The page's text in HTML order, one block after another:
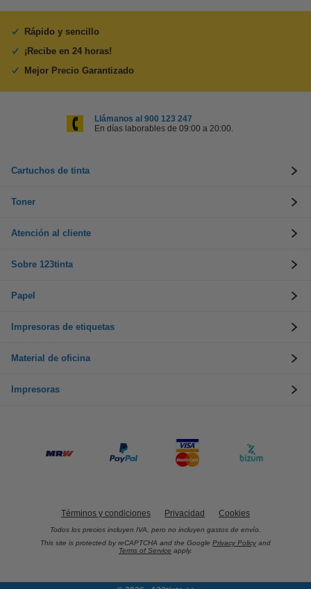
Rápido y sencillo
¡Recibe en 24 horas!
Mejor Precio Garantizado
Llámanos al 900 123 247
En días laborables de 09:00 a 20:00.
Cartuchos de tinta
Toner
Atención al cliente
Sobre 123tinta
Papel
Impresoras de etiquetas
Material de oficina
Impresoras
Términos y condiciones Privacidad Cookies
Todos los precios incluyen IVA, pero no incluyen gastos de envío.
This site is protected by reCAPTCHA and the Google Privacy Policy and
Terms of Service apply.